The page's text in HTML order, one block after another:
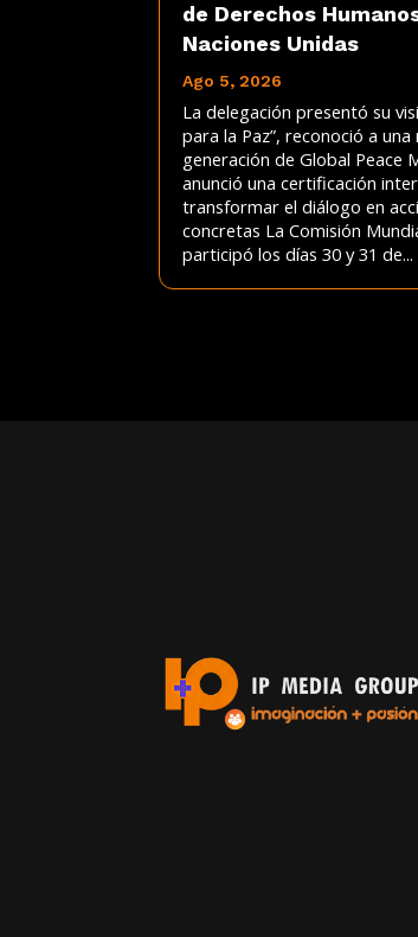
de Derechos
Naciones Unidas
Ago 5, 2026
La delegación presentó su
para la Paz”, reconoció a una
generación de Global Peace
anunció una certificación
transformar el diálogo en
concretas La Comisión
participó los días 30 y 31 de...